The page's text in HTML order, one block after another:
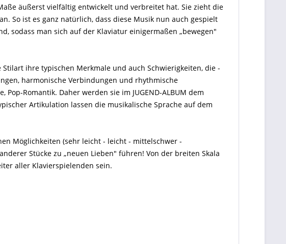
äußerst vielfältig entwickelt und verbreitet hat. Sie zieht die
So ist es ganz natürlich, dass diese Musik nun auch gespielt
sodass man sich auf der Klaviatur einigermaßen „bewegen″
ihre typischen Merkmale und auch Schwierigkeiten, die -
harmonische Verbindungen und rhythmische
Romantik. Daher werden sie im JUGEND-ALBUM dem
Artikulation lassen die musikalische Sprache auf dem
Möglichkeiten (sehr leicht - leicht - mittelschwer -
Stücke zu „neuen Lieben″ führen! Von der breiten Skala
aller Klavierspielenden sein.